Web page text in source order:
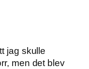
jag skulle
men det blev